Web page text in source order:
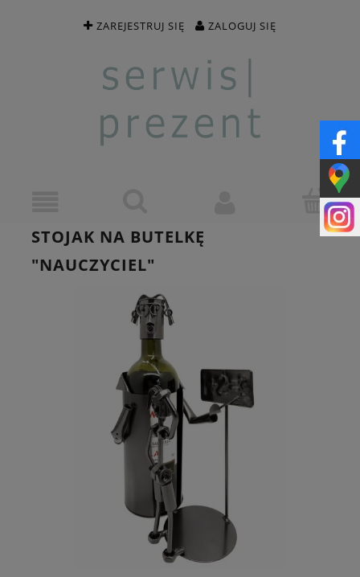
ZAREJESTRUJ SIĘ ZALOGUJ SIĘ
STOJAK NA BUTELKĘ
"NAUCZYCIEL"